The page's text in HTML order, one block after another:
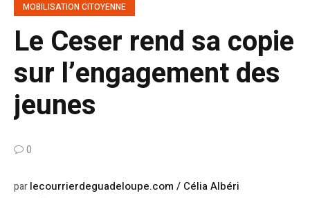
MOBILISATION CITOYENNE
Le Ceser rend sa copie
sur l’engagement des
jeunes
0
parlecourrierdeguadeloupe.com / Célia Albéri